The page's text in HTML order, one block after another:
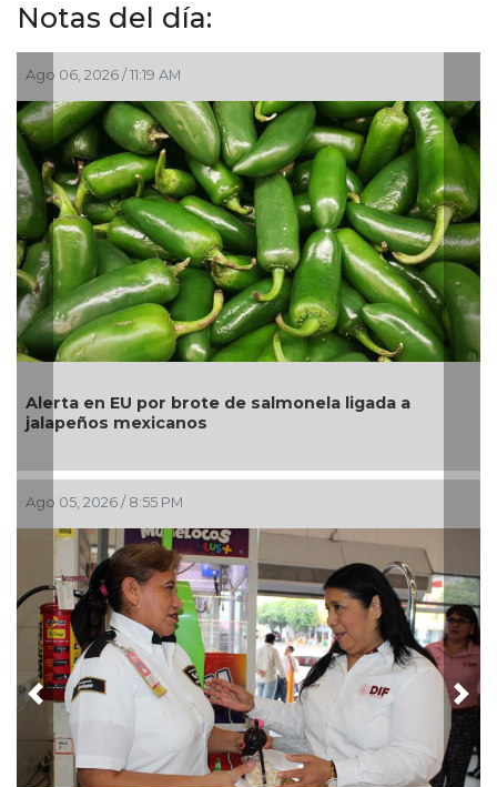
Notas del día:
Ago 06, 2026 / 11:19 AM
Alerta en EU por brote de salmonela ligada a
jalapeños mexicanos
Ago 05, 2026 / 8:55 PM
Previous